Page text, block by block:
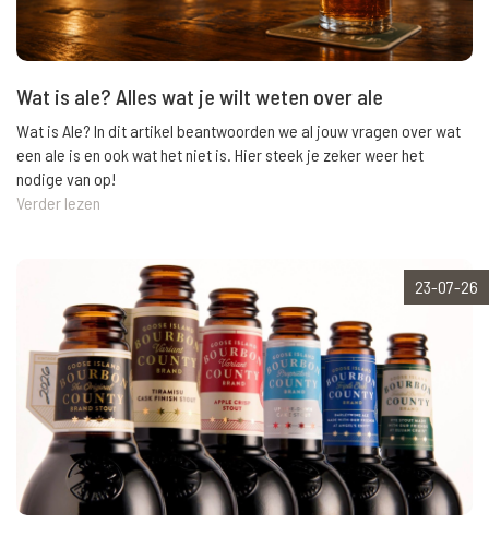
Wat is ale? Alles wat je wilt weten over ale
Wat is Ale? In dit artikel beantwoorden we al jouw vragen over wat
een ale is en ook wat het niet is. Hier steek je zeker weer het
nodige van op!
Verder lezen
23-07-26